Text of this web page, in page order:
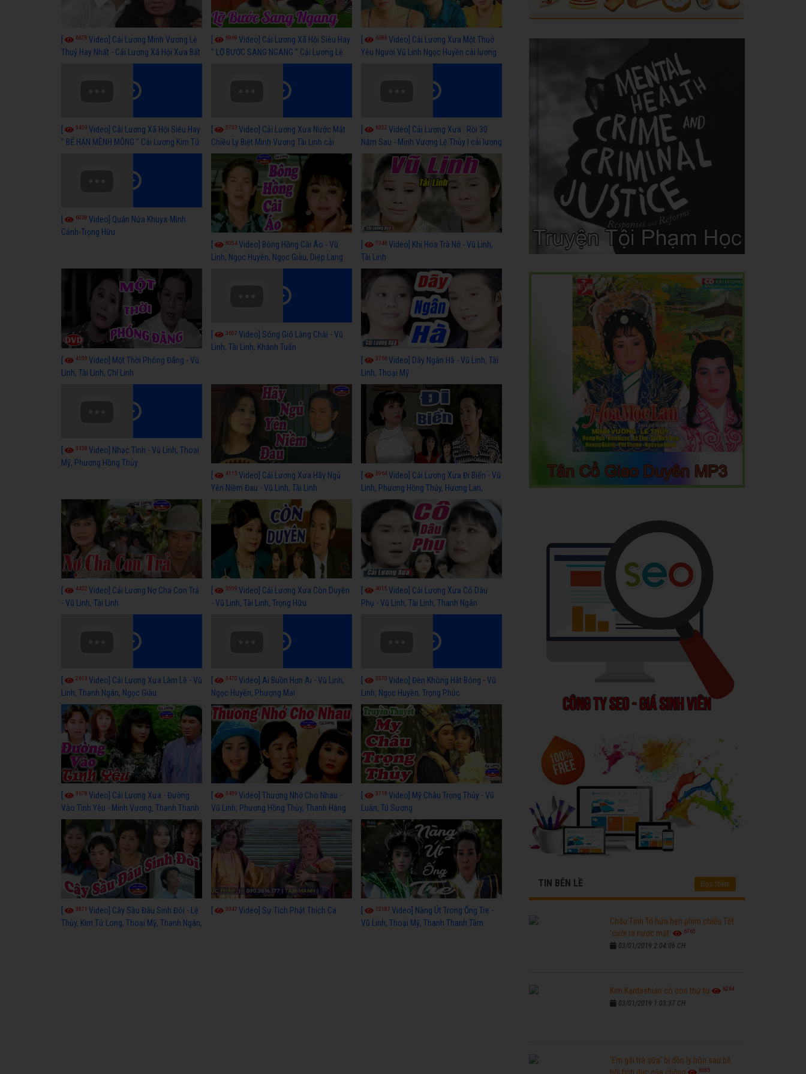
6678 Video] Cải Lương Minh Vương Lệ
Thuỷ Hay Nhất - Cải Lương Xã Hội Xưa Bất
6969 Video] Cải Lương Xã Hội Siêu Hay
" LỠ BƯỚC SANG NGANG " Cải Lương Lệ
Thuỷ, Thanh Tuấn, Hồng Nga
6388 Video] Cải Lương Xưa Một Thuở
Yêu Người Vũ Linh Ngọc Huyền cải lương
5459 Video] Cải Lương Xã Hội Siêu Hay
" BỂ HẬN MÊNH MÔNG " Cải Lương Kim Tử
Long, Thanh Ngân Hay Nhất
5733 Video] Cải Lương Xưa Nước Mắt
Chiều Ly Biệt Minh Vương Tài Linh cải
lương xã hội hay nhất
6322 Video] Cải Lương Xưa : Rồi 30
Năm Sau - Minh Vương Lệ Thủy | cải lương
xã hội hay nhất
6038 Video] Quán Nửa Khuya-Minh
Cảnh-Trọng Hữu
9054Video] Bông Hồng Cài Áo - Vũ
Linh, Ngọc Huyền, Ngọc Giàu, Diệp Lang
7348 Video] Khi Hoa Trà Nở - Vũ Linh,
Tài Linh
4109 Video] Một Thời Phóng Đãng - Vũ
Linh, Tài Linh, Chí Linh
3657 Video] Sóng Gió Làng Chài - Vũ
Linh, Tài Linh, Khánh Tuấn
3766Video] Dãy Ngân Hà - Vũ Linh, Tài
Linh, Thoại Mỹ
3438 Video] Nhạc Tình - Vũ Linh, Thoại
Mỹ, Phương Hồng Thủy
4113 Video] Cải Lương Xưa Hãy Ngủ
Yên Niềm Đau - Vũ Linh, Tài Linh
3964Video] Cải Lương Xưa Đi Biển - Vũ
Linh, Phương Hồng Thủy, Hương Lan,
Thanh Hằng
4432 Video] Cải Lương Nợ Cha Con Trả
- Vũ Linh, Tài Linh
3599 Video] Cải Lương Xưa Còn Duyên
- Vũ Linh, Tài Linh, Trọng Hữu
4015 Video] Cải Lương Xưa Cô Dâu
Phụ - Vũ Linh, Tài Linh, Thanh Ngân
2613 Video] Cải Lương Xưa Làm Lẽ - Vũ
Linh, Thanh Ngân, Ngọc Giàu
3470 Video] Ai Buồn Hơn Ai - Vũ Linh,
Ngọc Huyền, Phượng Mai
3370 Video] Đèn Không Hắt Bóng - Vũ
Linh, Ngọc Huyền, Trọng Phúc
3678 Video] Cải Lương Xưa - Đường
Vào Tình Yêu - Minh Vương, Thanh Thanh
Tâm, Kim Tử Long, Thoại Mỹ, Thanh Ngân
3499 Video] Thương Nhớ Cho Nhau -
Vũ Linh, Phương Hồng Thủy, Thanh Hằng
3719 Video] Mỹ Châu Trọng Thủy - Vũ
Luân, Tú Sương
3871 Video] Cây Sầu Đâu Sinh Đôi - Lệ
Thủy, Kim Tử Long, Thoại Mỹ, Thanh Ngân,
3947 Video] Sự Tích Phật Thích Ca 12187 Video] Nàng Út Trong Ống Tre -
Vũ Linh, Thoại Mỹ, Thanh Thanh Tâm
TIN BÊN LỀ Đọc thêm
Châu Tinh Trì hứa hẹn phim chiếu Tết
'cười ra nước mắt'
6765
03/01/2019 2:04:06 CH
Kim Kardashian có con thứ tư 6264
03/01/2019 1:03:37 CH
'Em gái trà sữa' bị đồn ly hôn sau bê
6585